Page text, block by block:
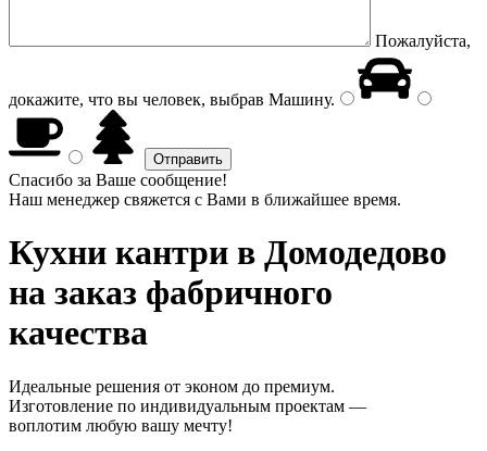
Пожалуйста,
докажите, что вы человек, выбрав Машину.
Спасибо за Ваше сообщение!
Наш менеджер свяжется с Вами в ближайшее время.
Кухни кантри в Домодедово
на заказ фабричного
качества
Идеальные решения от эконом до премиум.
Изготовление по индивидуальным проектам —
воплотим любую вашу мечту!